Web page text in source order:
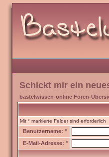
Schickt mir ein
bastelwissen-online Foren-
Mit * markierte Felder sind erforderlich
Benutzername: *
E-Mail-Adresse: *